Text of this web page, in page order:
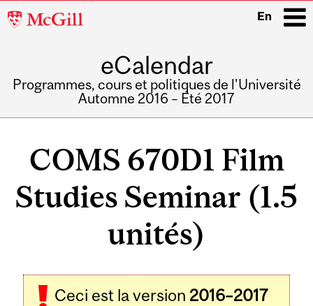
McGill
En
eCalendar
Programmes, cours et politiques de l'Université
Automne 2016 – Été 2017
COMS 670D1 Film
Studies Seminar (1.5
unités)
Ceci est la version 2016–2017